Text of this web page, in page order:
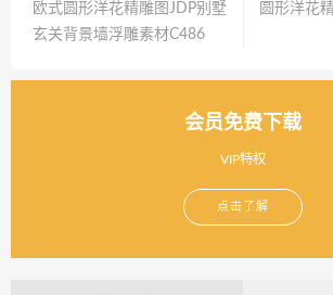
欧式圆形洋花精雕图JDP别墅
玄关背景墙浮雕素材C486
圆形洋花
会员免费下载
VIP特权
点击了解